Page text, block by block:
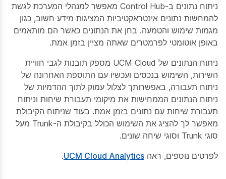
ניתוח נתונים ב-Control Hub מאפשר למנהלי המערכת לגשת
להמחשות נתונים אינטראקטיביות המציגות מידע חשוב, כגון
מגמות שימוש והטמעה. בחן את הנתונים כאשר הם מותאמים
באופן אוטומטי לפרמטרים שאתה מציין בזמן אמת.
ניתוח הנתונים של UCM Cloud מספק תובנות לגבי חוויית
השירות, השימוש בנכסים ועכשיו עם התוספת האחרונה של
ניתוח תעבורה, באפשרותך לצלול עמוק לתוך ההדמיות של
ניתוח הנתונים הממחישות את מיקומי תעבורת שיחות וניתוח
תעבורת שיחות עם נתונים בזמן אמת. בעוד שניתוח הקיבולת
מאפשר לך להציג את השימוש הכולל בקיבולת ה-Trunk מעל
סוגי Trunk וסוגי שיחה שונים.
לפרטים נוספים, ראה UCM Cloud Analytics
.